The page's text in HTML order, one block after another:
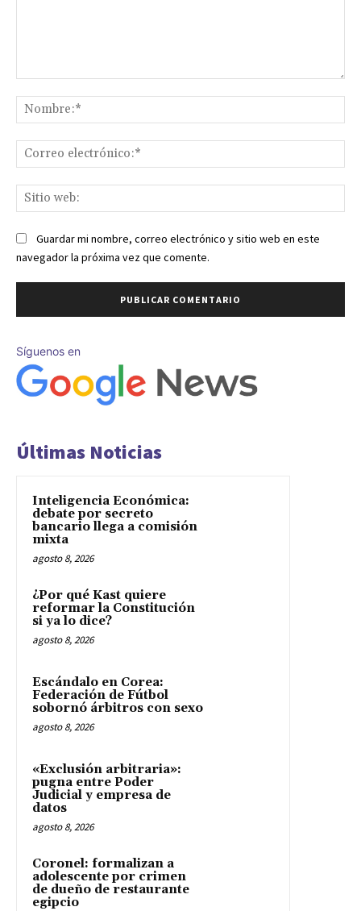
Guardar mi nombre, correo electrónico y sitio web en este
navegador la próxima vez que comente.
Síguenos en
Últimas Noticias
Inteligencia Económica:
debate por secreto
bancario llega a comisión
mixta
agosto 8, 2026
¿Por qué Kast quiere
reformar la Constitución
si ya lo dice?
agosto 8, 2026
Escándalo en Corea:
Federación de Fútbol
sobornó árbitros con sexo
agosto 8, 2026
«Exclusión arbitraria»:
pugna entre Poder
Judicial y empresa de
datos
agosto 8, 2026
Coronel: formalizan a
adolescente por crimen
de dueño de restaurante
egipcio